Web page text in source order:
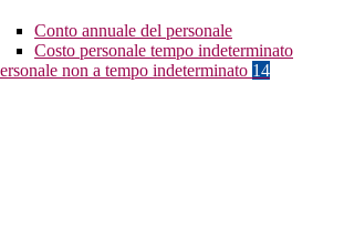
Conto annuale del personale
Costo personale tempo indeterminato
non a tempo indeterminato 14